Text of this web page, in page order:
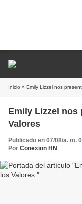
Inicio » Emily Lizzel nos
Emily Lizzel nos
Valores
Publicado en 07/08/a. m.
Por Conexion HN